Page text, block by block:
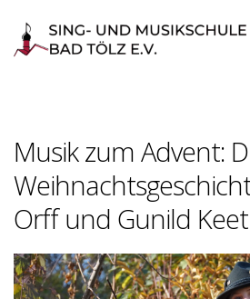
content
Musik zum Advent:
Orff und Gunild